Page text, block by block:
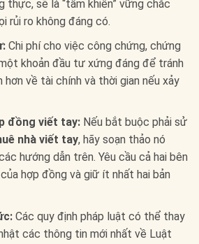
thực, sẽ là “tấm khiên” vững chắc
rủi ro không đáng có.
Chi phí cho việc công chứng, chứng
khoản đầu tư xứng đáng để tránh
về tài chính và thời gian nếu xảy
đồng viết tay:Nếu bắt buộc phải sử
nhà viết tay, hãy soạn thảo nó
hướng dẫn trên. Yêu cầu cả hai bên
hợp đồng và giữ ít nhất hai bản
Các quy định pháp luật có thể thay
các thông tin mới nhất về Luật